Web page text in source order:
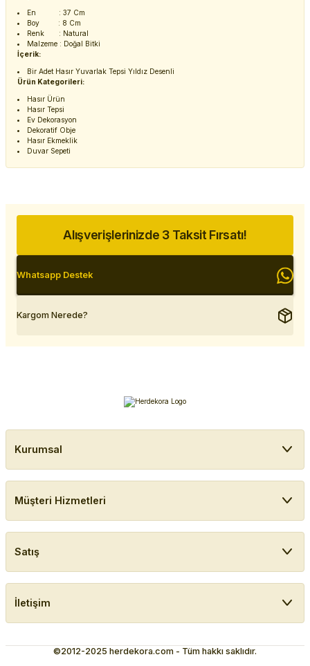
En : 37 Cm
Boy : 8 Cm
Renk : Natural
Malzeme : Doğal Bitki
İçerik:
Bir Adet Hasır Yuvarlak Tepsi Yıldız Desenli
Ürün Kategorileri:
Hasır Ürün
Hasır Tepsi
Ev Dekorasyon
Dekoratif Obje
Hasır Ekmeklik
Duvar Sepeti
Alışverişlerinizde 3 Taksit Fırsatı!
Whatsapp Destek
Kargom Nerede?
Kurumsal
Müşteri Hizmetleri
Satış
İletişim
©2012-2025 herdekora.com - Tüm hakkı saklıdır.